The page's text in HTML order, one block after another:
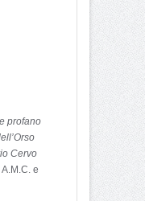
profano
Cervo
e